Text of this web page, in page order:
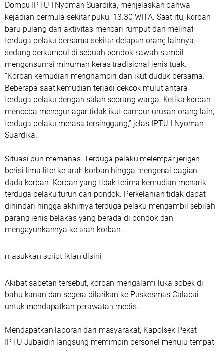
Dompu IPTU I Nyoman Suardika, menjelaskan bahwa
kejadian bermula sekitar pukul 13.30 WITA. Saat itu, korban
baru pulang dari aktivitas mencari rumput dan melihat
terduga pelaku bersama sekitar delapan orang lainnya
sedang berkumpul di sebuah pondok sawah sambil
mengonsumsi minuman keras tradisional jenis tuak.
“Korban kemudian menghampiri dan ikut duduk bersama.
Beberapa saat kemudian terjadi cekcok mulut antara
terduga pelaku dengan salah seorang warga. Ketika korban
mencoba menegur agar tidak ikut campur urusan orang lain,
terduga pelaku merasa tersinggung,” jelas IPTU I Nyoman
Suardika.
Situasi pun memanas. Terduga pelaku melempar jerigen
berisi lima liter ke arah korban hingga mengenai bagian
dada korban. Korban yang tidak terima kemudian menarik
terduga pelaku turun dari pondok. Perkelahian tidak dapat
dihindari hingga akhirnya terduga pelaku mengambil sebilah
parang jenis belakas yang berada di pondok dan
mengayunkannya ke arah korban.
masukkan script iklan disini
Akibat sabetan tersebut, korban mengalami luka sobek di
bahu kanan dan segera dilarikan ke Puskesmas Calabai
untuk mendapatkan perawatan medis.
Mendapatkan laporan dari masyarakat, Kapolsek Pekat
IPTU Jubaidin langsung memimpin personel menuju tempat